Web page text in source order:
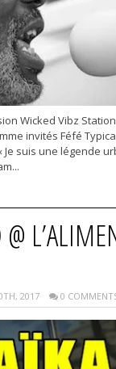
Wicked Vibz Station
invités Féfé
suis une légende
2017 0